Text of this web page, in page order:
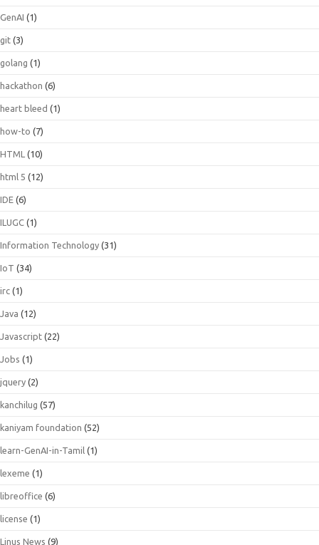
GenAI (1)
git (3)
golang (1)
hackathon (6)
heart bleed (1)
how-to (7)
HTML (10)
html 5 (12)
IDE (6)
ILUGC (1)
Information Technology (31)
IoT (34)
irc (1)
Java (12)
Javascript (22)
Jobs (1)
jquery (2)
kanchilug (57)
kaniyam foundation (52)
learn-GenAI-in-Tamil (1)
lexeme (1)
libreoffice (6)
license (1)
Linus News (9)